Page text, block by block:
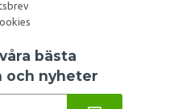
bästa
och nyheter